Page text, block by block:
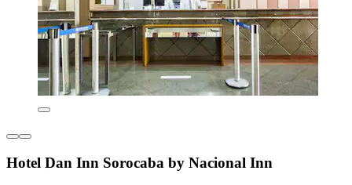
Hotel Dan Inn Sorocaba by Nacional Inn